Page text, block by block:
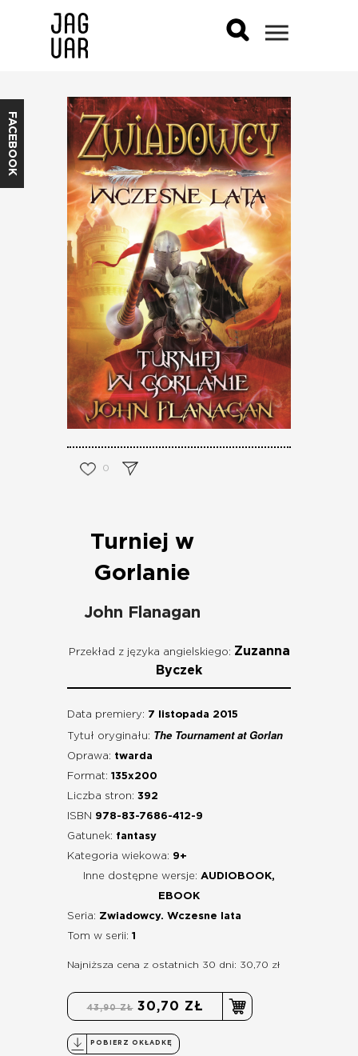
FACEBOOK
0
Turniej w
Gorlanie
John Flanagan
Przekład z języka angielskiego: Zuzanna
Byczek
Data premiery: 7 listopada 2015
Tytuł oryginału: The Tournament at Gorlan
Oprawa: twarda
Format: 135x200
Liczba stron: 392
ISBN 978-83-7686-412-9
Gatunek: fantasy
Kategoria wiekowa: 9+
Inne dostępne wersje: AUDIOBOOK,
EBOOK
Seria: Zwiadowcy. Wczesne lata
Tom w serii: 1
Najniższa cena z ostatnich 30 dni: 30,70 zł
43,90 ZŁ 30,70 ZŁ
POBIERZ OKŁADKĘ